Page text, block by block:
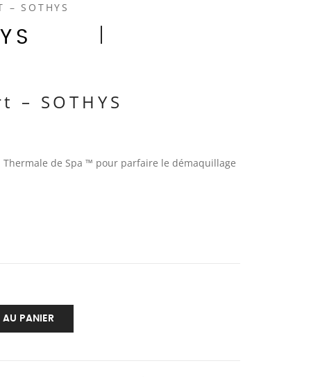
– SOTHYS
SOTHYS
Thermale de Spa ™ pour parfaire le démaquillage
PANIER